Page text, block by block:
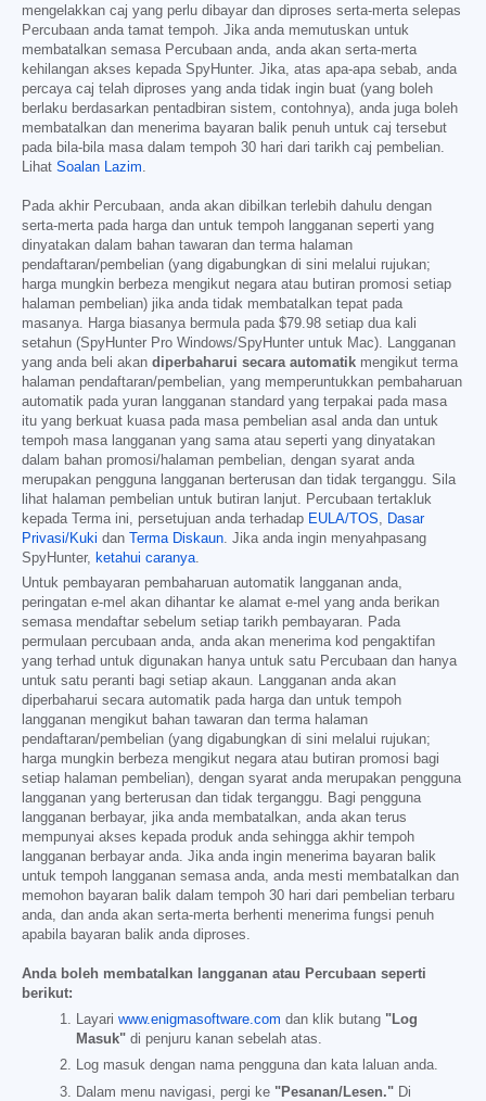
mengelakkan caj yang perlu dibayar dan diproses serta-merta selepas
Percubaan anda tamat tempoh. Jika anda memutuskan untuk
membatalkan semasa Percubaan anda, anda akan serta-merta
kehilangan akses kepada SpyHunter. Jika, atas apa-apa sebab, anda
percaya caj telah diproses yang anda tidak ingin buat (yang boleh
berlaku berdasarkan pentadbiran sistem, contohnya), anda juga boleh
membatalkan dan menerima bayaran balik penuh untuk caj tersebut
pada bila-bila masa dalam tempoh 30 hari dari tarikh caj pembelian.
Lihat Soalan Lazim.
Pada akhir Percubaan, anda akan dibilkan terlebih dahulu dengan
serta-merta pada harga dan untuk tempoh langganan seperti yang
dinyatakan dalam bahan tawaran dan terma halaman
pendaftaran/pembelian (yang digabungkan di sini melalui rujukan;
harga mungkin berbeza mengikut negara atau butiran promosi setiap
halaman pembelian) jika anda tidak membatalkan tepat pada
masanya. Harga biasanya bermula pada $79.98 setiap dua kali
setahun (SpyHunter Pro Windows/SpyHunter untuk Mac). Langganan
yang anda beli akan diperbaharui secara automatik mengikut terma
halaman pendaftaran/pembelian, yang memperuntukkan pembaharuan
automatik pada yuran langganan standard yang terpakai pada masa
itu yang berkuat kuasa pada masa pembelian asal anda dan untuk
tempoh masa langganan yang sama atau seperti yang dinyatakan
dalam bahan promosi/halaman pembelian, dengan syarat anda
merupakan pengguna langganan berterusan dan tidak terganggu. Sila
lihat halaman pembelian untuk butiran lanjut. Percubaan tertakluk
kepada Terma ini, persetujuan anda terhadap EULA/TOS, Dasar
Privasi/Kuki dan Terma Diskaun. Jika anda ingin menyahpasang
SpyHunter, ketahui caranya.
Untuk pembayaran pembaharuan automatik langganan anda,
peringatan e-mel akan dihantar ke alamat e-mel yang anda berikan
semasa mendaftar sebelum setiap tarikh pembayaran. Pada
permulaan percubaan anda, anda akan menerima kod pengaktifan
yang terhad untuk digunakan hanya untuk satu Percubaan dan hanya
untuk satu peranti bagi setiap akaun. Langganan anda akan
diperbaharui secara automatik pada harga dan untuk tempoh
langganan mengikut bahan tawaran dan terma halaman
pendaftaran/pembelian (yang digabungkan di sini melalui rujukan;
harga mungkin berbeza mengikut negara atau butiran promosi bagi
setiap halaman pembelian), dengan syarat anda merupakan pengguna
langganan yang berterusan dan tidak terganggu. Bagi pengguna
langganan berbayar, jika anda membatalkan, anda akan terus
mempunyai akses kepada produk anda sehingga akhir tempoh
langganan berbayar anda. Jika anda ingin menerima bayaran balik
untuk tempoh langganan semasa anda, anda mesti membatalkan dan
memohon bayaran balik dalam tempoh 30 hari dari pembelian terbaru
anda, dan anda akan serta-merta berhenti menerima fungsi penuh
apabila bayaran balik anda diproses.
Anda boleh membatalkan langganan atau Percubaan seperti
berikut:
Layari www.enigmasoftware.com dan klik butang "Log
Masuk" di penjuru kanan sebelah atas.
Log masuk dengan nama pengguna dan kata laluan anda.
Dalam menu navigasi, pergi ke "Pesanan/Lesen." Di